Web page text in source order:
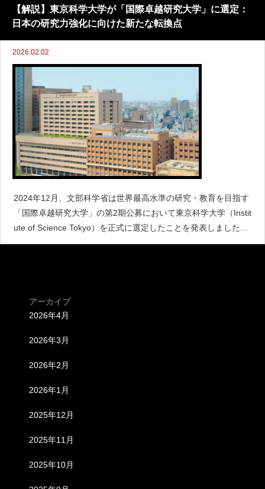
ると同時に、世界をリードする最先端研究の拠点としても君臨
しています。
【解説】東京科学大学が「国際卓越研究大学」に選定：
日本の研究力強化に向けた新たな転換点
2026.02.02
2024年12月、文部科学省は世界最高水準の研究・教育を目指す
「国際卓越研究大学」の第2期公募において東京科学大学（Instit
ute of Science Tokyo）を正式に選定したことを発表しました。
第1期の東北大学に続く選定となりますが、今回の決定は日本の
アーカイブ
2026年4月
2026年3月
2026年2月
2026年1月
2025年12月
2025年11月
2025年10月